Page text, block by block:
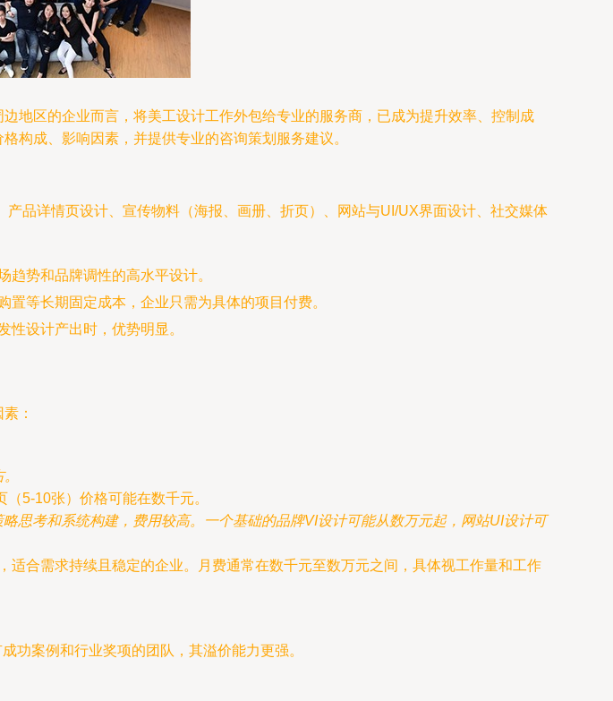
地区的企业而言，将美工设计工作外包给专业的服务商，已成为提升效率、控制成
构成、影响因素，并提供专业的咨询策划服务建议。
品详情页设计、宣传物料（海报、画册、折页）、网站与UI/UX界面设计、社交媒体
趋势和品牌调性的高水平设计。
等长期固定成本，企业只需为具体的项目付费。
性设计产出时，优势明显。
：
5-10张）价格可能在数千元。
思考和系统构建，费用较高。一个基础的品牌VI设计可能从数万元起，网站UI设计可
适合需求持续且稳定的企业。月费通常在数千元至数万元之间，具体视工作量和工作
功案例和行业奖项的团队，其溢价能力更强。